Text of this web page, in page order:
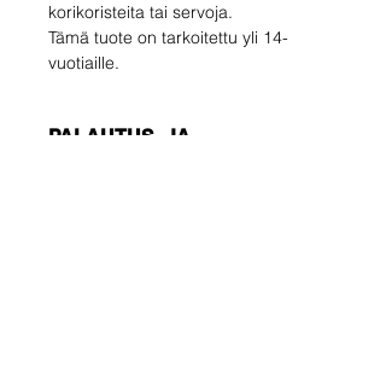
korikoristeita tai servoja.
Tämä tuote on tarkoitettu yli 14-
vuotiaille.
PALAUTUS- JA